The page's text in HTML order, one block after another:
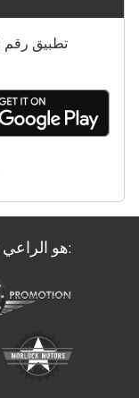
TruckScout24.ma هو الراعي الرسمي لـ: